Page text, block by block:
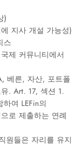
)
지사 개설 가능성)
스
제 커뮤니티에서
베른, 자산, 포트폴
. Art. 17, 섹션 1.
여 LEFin의
로 제출하는 연례
원들은 자리를 유지